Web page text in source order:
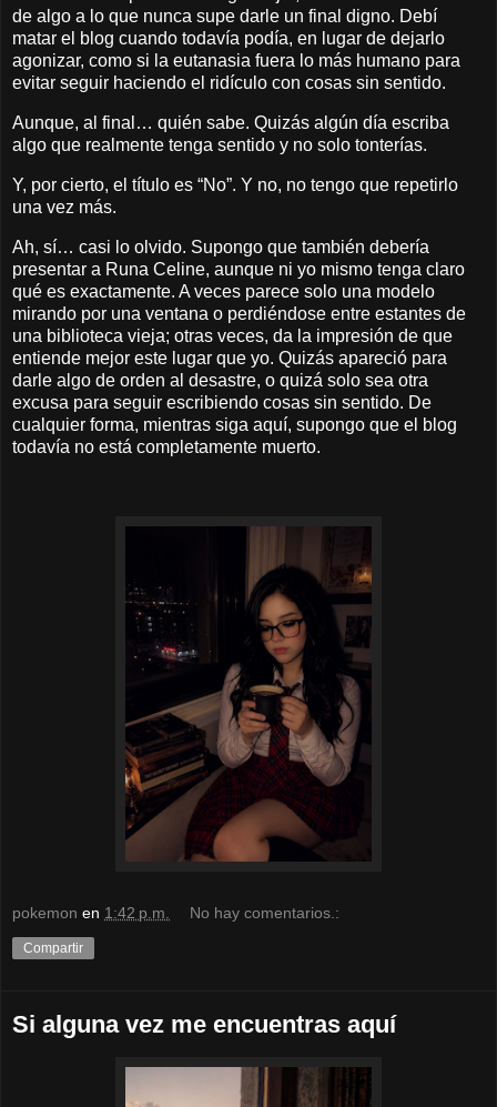
de algo a lo que nunca supe darle un final digno. Debí
matar el blog cuando todavía podía, en lugar de dejarlo
agonizar, como si la eutanasia fuera lo más humano para
evitar seguir haciendo el ridículo con cosas sin sentido.
Aunque, al final… quién sabe. Quizás algún día escriba
algo que realmente tenga sentido y no solo tonterías.
Y, por cierto, el título es “No”. Y no, no tengo que repetirlo
una vez más.
Ah, sí… casi lo olvido. Supongo que también debería
presentar a Runa Celine, aunque ni yo mismo tenga claro
qué es exactamente. A veces parece solo una modelo
mirando por una ventana o perdiéndose entre estantes de
una biblioteca vieja; otras veces, da la impresión de que
entiende mejor este lugar que yo. Quizás apareció para
darle algo de orden al desastre, o quizá solo sea otra
excusa para seguir escribiendo cosas sin sentido. De
cualquier forma, mientras siga aquí, supongo que el blog
todavía no está completamente muerto.
pokemon en 1:42 p.m. No hay comentarios.:
Compartir
Si alguna vez me encuentras aquí